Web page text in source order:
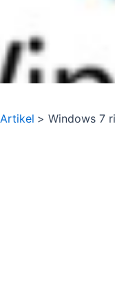
Artikel Windows 7